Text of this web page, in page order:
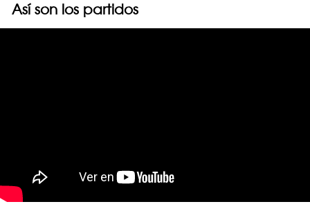
Así son los partidos